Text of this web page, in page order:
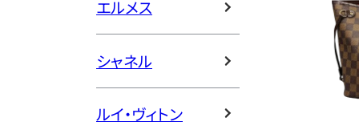
エルメス
シャネル
ルイ・ヴィトン